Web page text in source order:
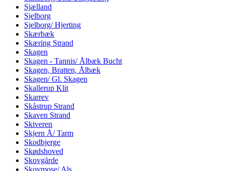
Sjælland
Sjelborg
Sjelborg/ Hjerting
Skærbæk
Skæring Strand
Skagen
Skagen - Tannis/ Ålbæk Bucht
Skagen, Bratten, Ålbæk
Skagen/ Gl. Skagen
Skallerup Klit
Skarrev
Skåstrup Strand
Skaven Strand
Skiveren
Skjern Å/ Tarm
Skodbjerge
Skødshoved
Skovgårde